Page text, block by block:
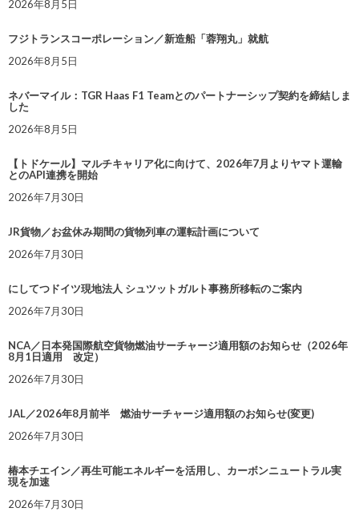
2026年8月5日
フジトランスコーポレーション／新造船「蓉翔丸」就航
2026年8月5日
ネバーマイル：TGR Haas F1 Teamとのパートナーシップ契約を締結しま
した
2026年8月5日
【トドケール】マルチキャリア化に向けて、2026年7月よりヤマト運輸
とのAPI連携を開始
2026年7月30日
JR貨物／お盆休み期間の貨物列車の運転計画について
2026年7月30日
にしてつドイツ現地法人 シュツットガルト事務所移転のご案内
2026年7月30日
NCA／日本発国際航空貨物燃油サーチャージ適用額のお知らせ（2026年
8月1日適用 改定）
2026年7月30日
JAL／2026年8月前半 燃油サーチャージ適用額のお知らせ(変更)
2026年7月30日
椿本チエイン／再生可能エネルギーを活用し、カーボンニュートラル実
現を加速
2026年7月30日